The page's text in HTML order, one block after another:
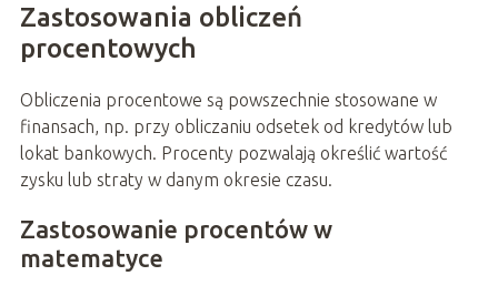
Zastosowania obliczeń
procentowych
Obliczenia procentowe są powszechnie stosowane w
finansach, np. przy obliczaniu odsetek od kredytów lub
lokat bankowych. Procenty pozwalają określić wartość
zysku lub straty w danym okresie czasu.
Zastosowanie procentów w
matematyce